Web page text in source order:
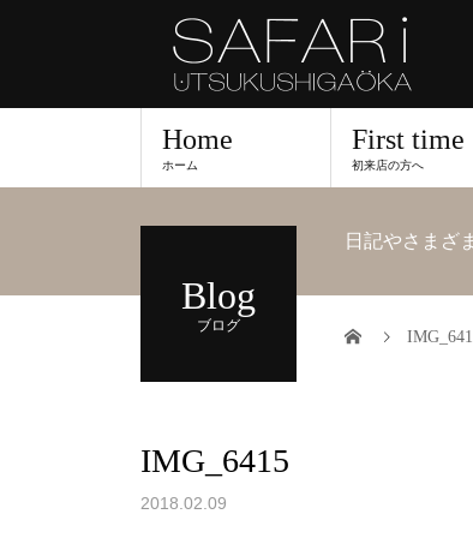
Home
ホーム
First time
初来店の方へ
Blog
ブログ
日記やさまざ
IMG_6415
2018.02.09